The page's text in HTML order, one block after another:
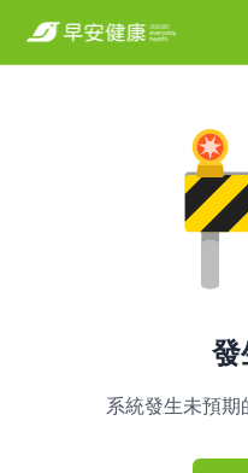
系統發生未預期